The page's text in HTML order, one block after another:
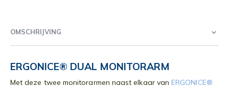
OMSCHRIJVING
ERGONICE® DUAL MONITORARM
Met deze twee monitorarmen naast elkaar van ERGONICE®